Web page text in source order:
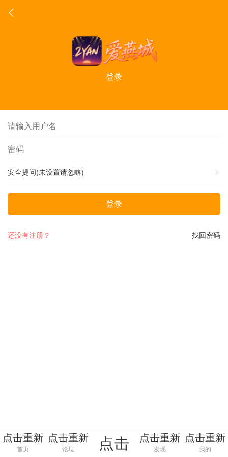
登录
安全提问(未设置请忽略)
登录
找回密码
还没有注册？
点击重新
加载
首页
点击重新
加载
论坛 点击
点击重新
加载
发现
点击重新
加载
我的